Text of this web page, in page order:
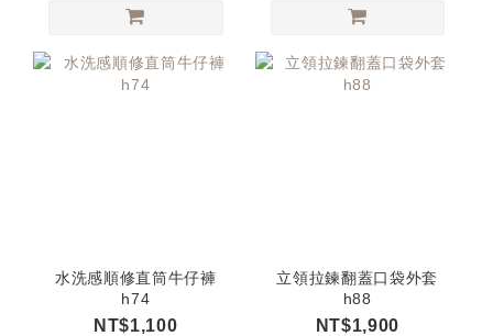
水洗感順修直筒牛仔褲
h74
NT$1,100
立領拉鍊翻蓋口袋外套
h88
NT$1,900